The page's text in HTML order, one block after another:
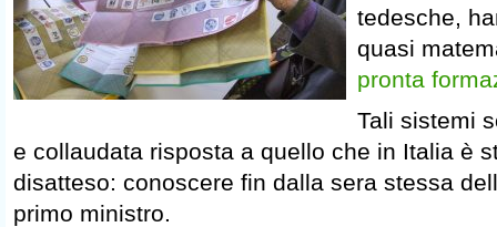
tedesche,
quasi
pronta
Tali sistemi
e collaudata risposta a quello che in Italia è
disatteso: conoscere fin dalla sera stessa
primo ministro.